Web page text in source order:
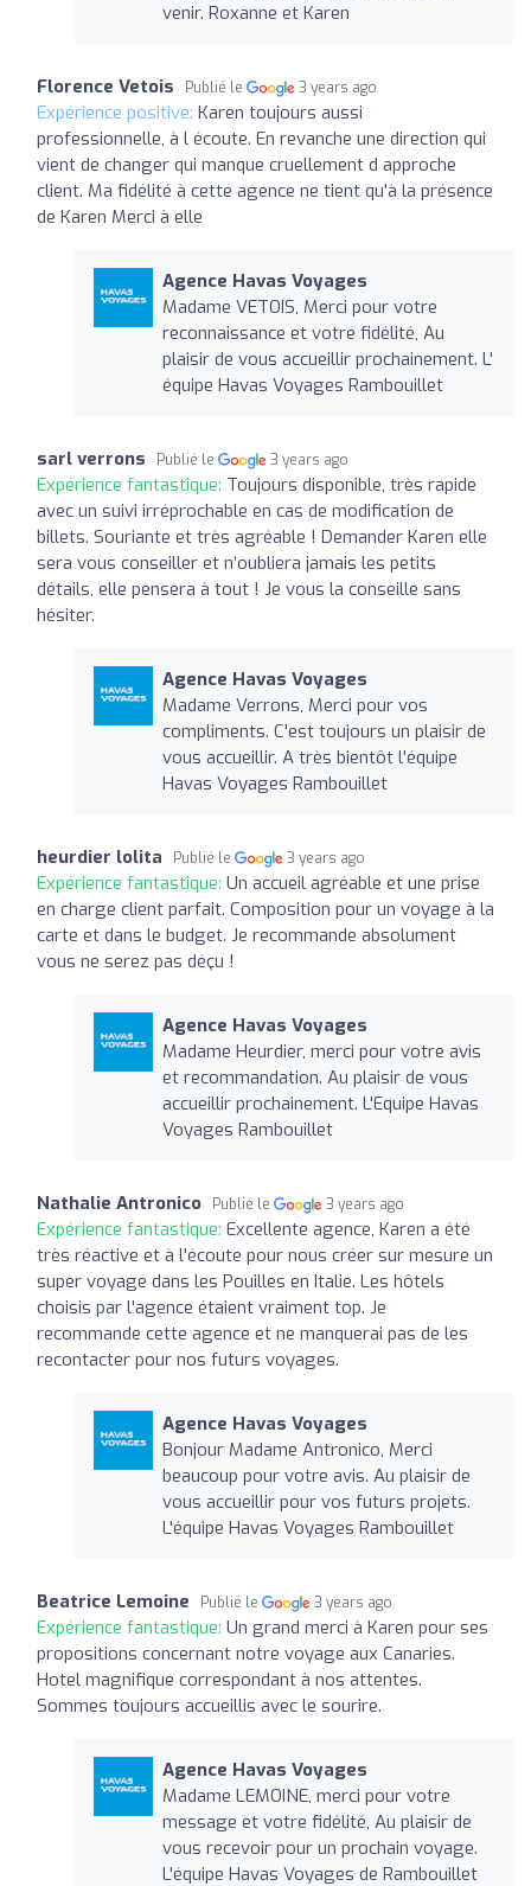
venir. Roxanne et Karen
Florence Vetois Publié le 3 years ago
Expérience positive: Karen toujours aussi
professionnelle, à l écoute. En revanche une direction qui
vient de changer qui manque cruellement d approche
client. Ma fidélité à cette agence ne tient qu'à la présence
de Karen Merci à elle
Agence Havas Voyages
Madame VETOIS, Merci pour votre
reconnaissance et votre fidélité, Au
plaisir de vous accueillir prochainement. L'
équipe Havas Voyages Rambouillet
sarl verrons Publié le 3 years ago
Expérience fantastique: Toujours disponible, très rapide
avec un suivi irréprochable en cas de modification de
billets. Souriante et très agréable ! Demander Karen elle
sera vous conseiller et n’oubliera jamais les petits
détails, elle pensera à tout ! Je vous la conseille sans
hésiter.
Agence Havas Voyages
Madame Verrons, Merci pour vos
compliments. C'est toujours un plaisir de
vous accueillir. A très bientôt l'équipe
Havas Voyages Rambouillet
heurdier lolita Publié le 3 years ago
Expérience fantastique: Un accueil agréable et une prise
en charge client parfait. Composition pour un voyage à la
carte et dans le budget. Je recommande absolument
vous ne serez pas déçu !
Agence Havas Voyages
Madame Heurdier, merci pour votre avis
et recommandation. Au plaisir de vous
accueillir prochainement. L'Equipe Havas
Voyages Rambouillet
Nathalie Antronico Publié le 3 years ago
Expérience fantastique: Excellente agence, Karen a été
très réactive et à l'écoute pour nous créer sur mesure un
super voyage dans les Pouilles en Italie. Les hôtels
choisis par l'agence étaient vraiment top. Je
recommande cette agence et ne manquerai pas de les
recontacter pour nos futurs voyages.
Agence Havas Voyages
Bonjour Madame Antronico, Merci
beaucoup pour votre avis. Au plaisir de
vous accueillir pour vos futurs projets.
L'équipe Havas Voyages Rambouillet
Beatrice Lemoine Publié le 3 years ago
Expérience fantastique: Un grand merci à Karen pour ses
propositions concernant notre voyage aux Canaries.
Hotel magnifique correspondant à nos attentes.
Sommes toujours accueillis avec le sourire.
Agence Havas Voyages
Madame LEMOINE, merci pour votre
message et votre fidélité, Au plaisir de
vous recevoir pour un prochain voyage.
L'équipe Havas Voyages de Rambouillet